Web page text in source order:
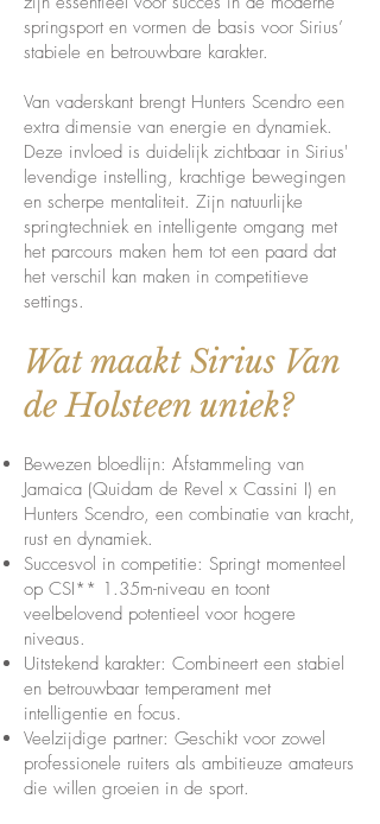
springsport en vormen de basis voor Sirius’
stabiele en betrouwbare karakter.
Van vaderskant brengt Hunters Scendro een
extra dimensie van energie en dynamiek.
Deze invloed is duidelijk zichtbaar in Sirius'
levendige instelling, krachtige bewegingen
en scherpe mentaliteit. Zijn natuurlijke
springtechniek en intelligente omgang met
het parcours maken hem tot een paard dat
het verschil kan maken in competitieve
settings.
Wat maakt Sirius Van
de Holsteen uniek?
Bewezen bloedlijn: Afstammeling van
Jamaica (Quidam de Revel x Cassini I) en
Hunters Scendro, een combinatie van kracht,
rust en dynamiek.
Succesvol in competitie: Springt momenteel
op CSI** 1.35m-niveau en toont
veelbelovend potentieel voor hogere
niveaus.
Uitstekend karakter: Combineert een stabiel
en betrouwbaar temperament met
intelligentie en focus.
Veelzijdige partner: Geschikt voor zowel
professionele ruiters als ambitieuze amateurs
die willen groeien in de sport.